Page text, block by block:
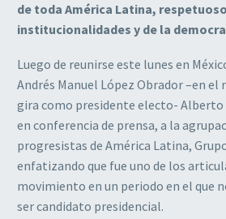
de toda América Latina,
institucionalidades y de la
Luego de reunirse este lunes en
Andrés Manuel López Obrador –en el
gira como presidente electo- Alberto
en conferencia de prensa, a la
progresistas de América Latina,
enfatizando que fue uno de los
movimiento en un periodo en el que
ser candidato presidencial.